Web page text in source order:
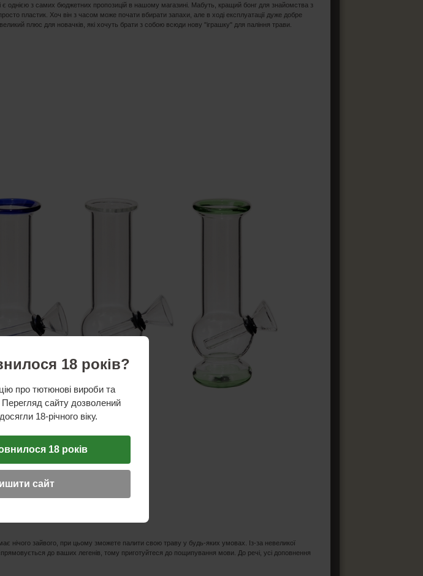
і є однією з самих бюджетних пропозицій в нашому магазині. Мабуть, кращий бонг для знайомства з
пластик. Хоч він з часом може почати вбирати запахи, але в ході експлуатації дуже добре
плюс для новачків, які хочуть брати з собою всюди нову "іграшку" для паління трави.
нічого зайвого, при цьому зможете палити свою траву у будь-яких умовах. Із-за невеликої
до ваших легенів, тому приготуйтеся до пощипування мови. До речі, усі доповнення
18 років?
про тютюнові вироби та
сайту дозволений
18-річного віку.
18 років
сайт